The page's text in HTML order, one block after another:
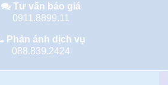
Tư vấn báo giá
0911.8899.11
Phản ánh dịch vụ
088.839.2424